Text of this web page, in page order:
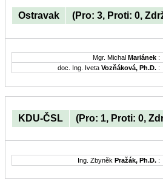
Ostravak (Pro: 3, Proti: 0,
Mgr. Michal Mariánek :
doc. Ing. Iveta Vozňáková, Ph.D. :
KDU-ČSL (Pro: 1, Proti: 0,
Ing. Zbyněk Pražák, Ph.D. :